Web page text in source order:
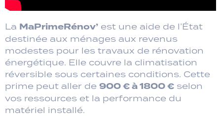
La MaPrimeRénov’ est une aide de l’État
destinée aux ménages aux revenus
modestes pour les travaux de rénovation
énergétique. Elle couvre la climatisation
réversible sous certaines conditions. Cette
prime peut aller de 900 € à 1800 € selon
vos ressources et la performance du
matériel installé.